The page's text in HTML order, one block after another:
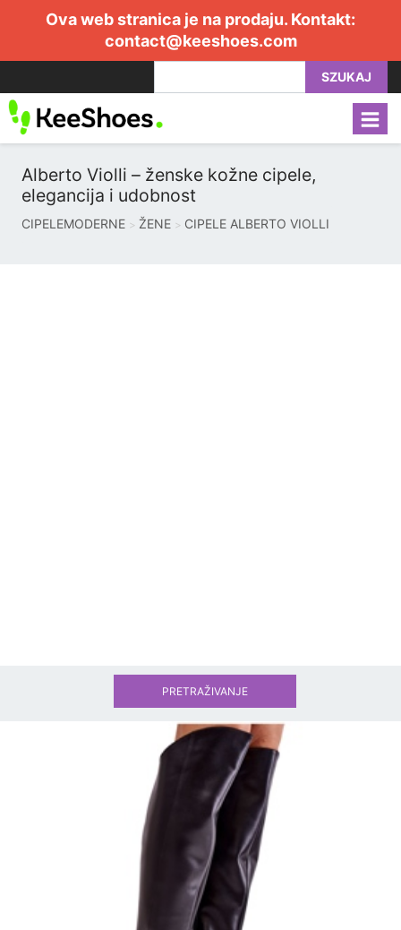
Ova web stranica je na prodaju. Kontakt:
contact@keeshoes.com
SZUKAJ
Alberto Violli – ženske kožne cipele,
elegancija i udobnost
CIPELEMODERNE ŽENE CIPELE ALBERTO VIOLLI
PRETRAŽIVANJE